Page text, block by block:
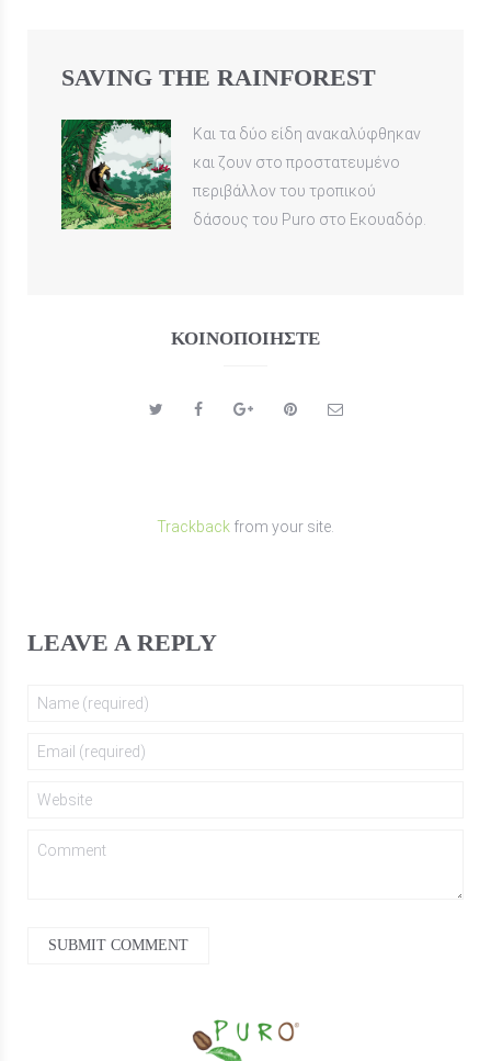
SAVING THE RAINFOREST
Και τα δύο είδη ανακαλύφθηκαν
και ζουν στο προστατευμένο
περιβάλλον του τροπικού
δάσους του Puro στο Εκουαδόρ.
ΚΟΙΝΟΠΟΙΉΣΤΕ
Trackback from your site.
LEAVE A REPLY
SUBMIT COMMENT